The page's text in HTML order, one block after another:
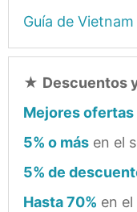
Guía de Vietnam
★ Descuentos
Mejores ofertas
5% o más en el
5% de
Hasta 70% en